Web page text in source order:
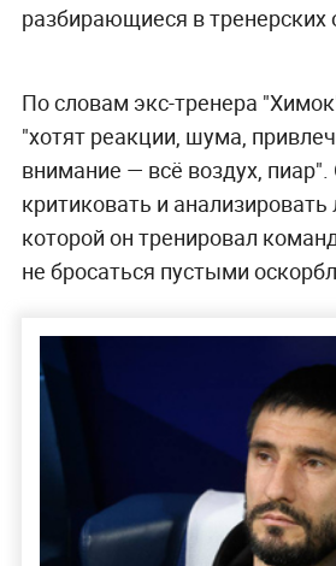
разбирающиеся в тренерских
По словам экс-тренера
"хотят реакции, шума,
внимание — всё воздух, пиар".
критиковать и
которой он тренировал
не бросаться пустыми